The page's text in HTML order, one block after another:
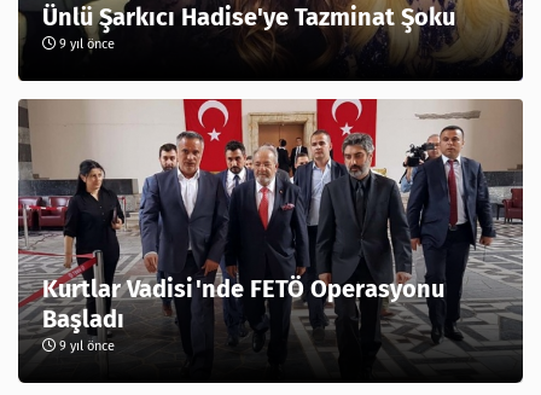
Ünlü Şarkıcı Hadise'ye Tazminat Şoku
9 yıl önce
Kurtlar Vadisi'nde FETÖ Operasyonu
Başladı
9 yıl önce